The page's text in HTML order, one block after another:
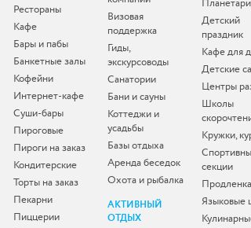
Рестораны
Кафе
Бары и пабы
Банкетные залы
Кофейни
Интернет-кафе
Суши-бары
Пироговые
Пироги на заказ
Кондитерские
Торты на заказ
Пекарни
Пиццерии
Визовая
поддержка
Гиды,
экскурсоводы
Санатории
Бани и сауны
Коттеджи и
усадьбы
Базы отдыха
Аренда беседок
Охота и рыбалка
АКТИВНЫЙ
ОТДЫХ
Детский
праздник
Кафе для
Детские
Центры
Школы
Кружки,
секции
Продленка
Языковые